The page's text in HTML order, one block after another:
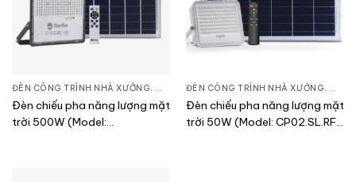
ĐÈN CÔNG TRÌNH NHÀ XƯỞNG, ĐÈN PHA LED, THIẾT BỊ CHIẾU SÁNG
Đèn chiếu pha năng lượng mặt
trời 500W (Model:
ĐÈN CÔNG TRÌNH NHÀ XƯỞNG, ĐÈN
Đèn chiếu pha năng lượng mặt
trời 50W (Model: CP02.SL.RF